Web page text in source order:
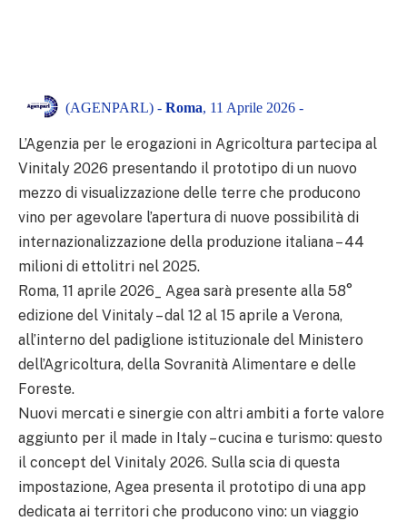
(AGENPARL) - Roma, 11 Aprile 2026 -
L’Agenzia per le erogazioni in Agricoltura partecipa al
Vinitaly 2026 presentando il prototipo di un nuovo
mezzo di visualizzazione delle terre che producono
vino per agevolare l’apertura di nuove possibilità di
internazionalizzazione della produzione italiana – 44
milioni di ettolitri nel 2025.
Roma, 11 aprile 2026_ Agea sarà presente alla 58°
edizione del Vinitaly – dal 12 al 15 aprile a Verona,
all’interno del padiglione istituzionale del Ministero
dell’Agricoltura, della Sovranità Alimentare e delle
Foreste.
Nuovi mercati e sinergie con altri ambiti a forte valore
aggiunto per il made in Italy – cucina e turismo: questo
il concept del Vinitaly 2026. Sulla scia di questa
impostazione, Agea presenta il prototipo di una app
dedicata ai territori che producono vino: un viaggio